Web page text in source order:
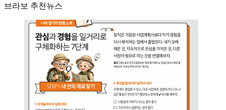
브라보 추천뉴스